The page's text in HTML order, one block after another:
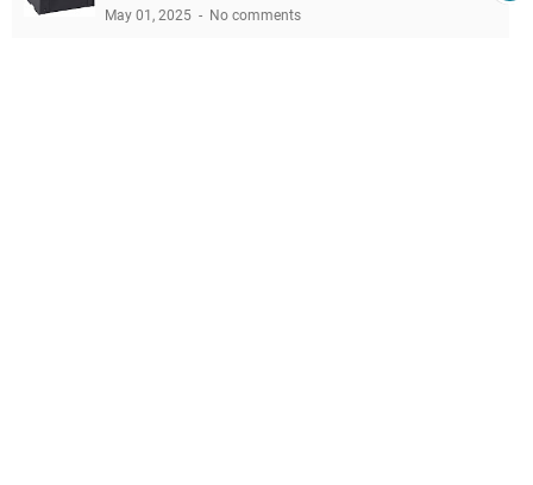
May 01, 2025 No comments